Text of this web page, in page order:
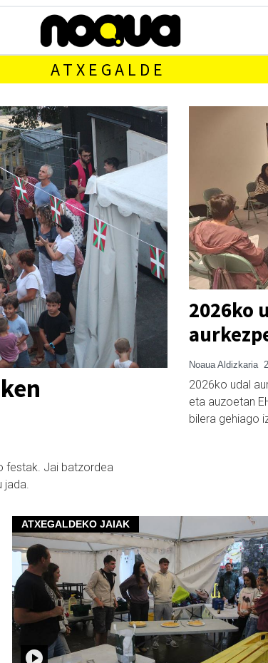
ATXEGALDE
festak. Jai batzordea
jada.
2026ko
Noaua Aldizkaria
2026ko udal
eta auzoetan
bilera gehiago
ATXEGALDEKO JAIAK